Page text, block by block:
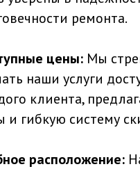
ремонта.
цены: Мы
наши услуги
клиента,
и гибкую систему
расположение: